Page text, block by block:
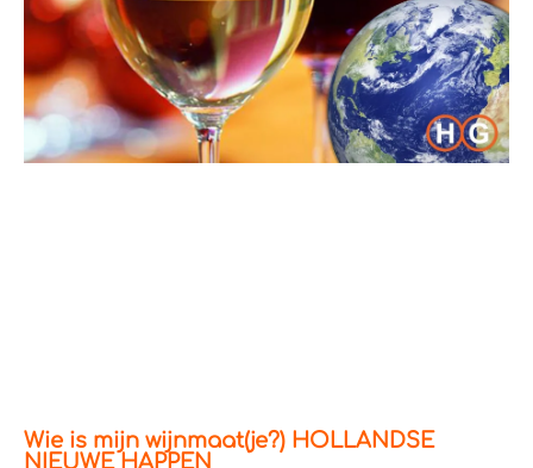
Wie is mijn wijnmaat(je?) HOLLANDSE
NIEUWE HAPPEN